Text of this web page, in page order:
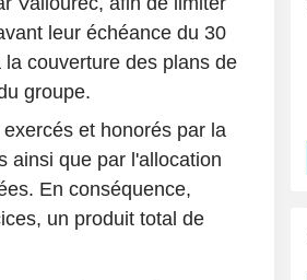
leur échéance du 30
couverture des plans de
groupe.
et honorés par la
ainsi que par l'allocation
En conséquence,
un produit total de